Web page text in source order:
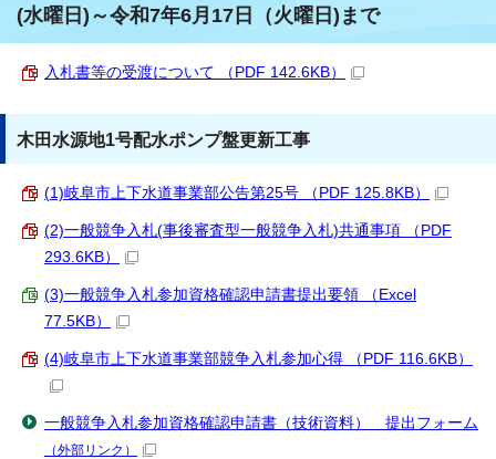
(水曜日)～令和7年6月17日（火曜日)まで
入札書等の受渡について （PDF 142.6KB）
木田水源地1号配水ポンプ盤更新工事
(1)岐阜市上下水道事業部公告第25号 （PDF 125.8KB）
(2)一般競争入札(事後審査型一般競争入札)共通事項 （PDF
293.6KB）
(3)一般競争入札参加資格確認申請書提出要領 （Excel
77.5KB）
(4)岐阜市上下水道事業部競争入札参加心得 （PDF 116.6KB）
一般競争入札参加資格確認申請書（技術資料） 提出フォーム
（外部リンク）